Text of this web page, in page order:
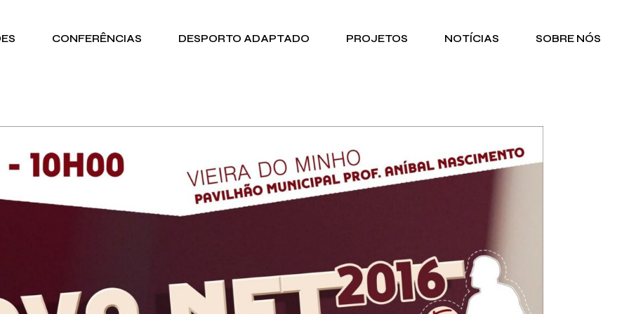
CONFERÊNCIAS DESPORTO ADAPTADO PROJETOS NOTÍCIAS SOBRE NÓS